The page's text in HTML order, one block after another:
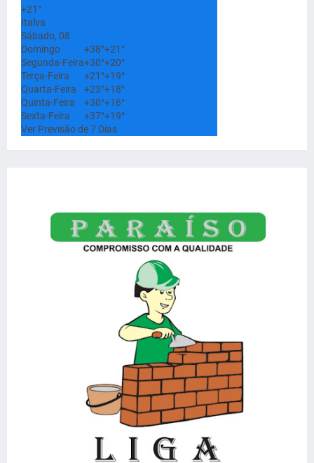
+21°
Italva
Sábado, 08
Domingo
+38°+21°
Segunda-Feira+30°+20°
Terça-Feira
+21°+19°
Quarta-Feira
+23°+18°
Quinta-Feira
+30°+16°
Sexta-Feira
+37°+19°
Ver Previsão de 7 Dias